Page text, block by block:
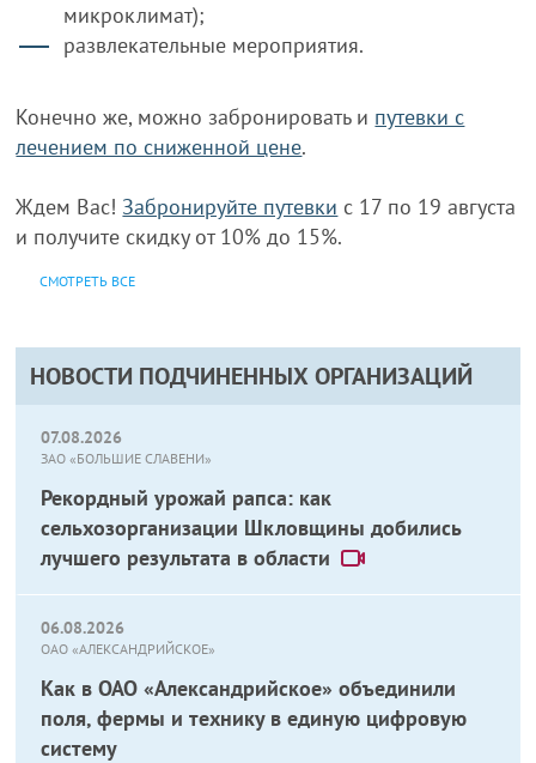
НОВОСТИ ПОДЧИНЕННЫХ ОРГАНИЗАЦИЙ
07.08.2026
ЗАО «БОЛЬШИЕ СЛАВЕНИ»
Рекордный урожай рапса: как
сельхозорганизации Шкловщины добились
лучшего результата в области
06.08.2026
ОАО «АЛЕКСАНДРИЙСКОЕ»
Как в ОАО «Александрийское» объединили
поля, фермы и технику в единую цифровую
систему
микроклимат);
развлекательные мероприятия.
Конечно же, можно забронировать и путевки с
лечением по сниженной цене.
Ждем Вас! Забронируйте путевки с 17 по 19 августа
и получите скидку от 10% до 15%.
СМОТРЕТЬ ВСЕ